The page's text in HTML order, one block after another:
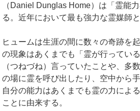
（Daniel Dunglas Home）は「霊能
る。近年において最も強力な霊媒師
ヒュームは生涯の間に数々の奇跡を
の現象はあくまでも「霊が行ってい
（つねづね）言っていたことや、多
の場に霊を呼び出したり、空中から
自分の能力はあくまでも霊の力によ
ことに由来する。